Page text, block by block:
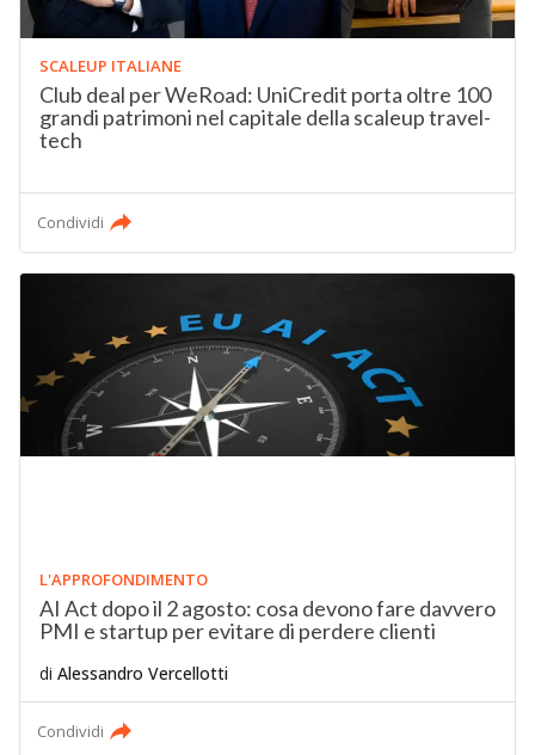
SCALEUP ITALIANE
Club deal per WeRoad: UniCredit porta oltre 100
grandi patrimoni nel capitale della scaleup travel-
tech
Condividi
L'APPROFONDIMENTO
AI Act dopo il 2 agosto: cosa devono fare davvero
PMI e startup per evitare di perdere clienti
di Alessandro Vercellotti
Condividi